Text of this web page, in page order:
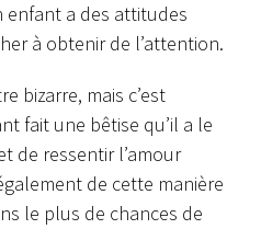
enfant a des attitudes
à obtenir de l’attention.
bizarre, mais c’est
fait une bêtise qu’il a le
de ressentir l’amour
de cette manière
le plus de chances de